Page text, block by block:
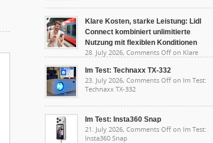
Klare Kosten, starke Leistung: Lidl
Connect kombiniert unlimitierte
Nutzung mit flexiblen Konditionen
28. July 2026, Comments Off on Klare
unlimitierte Nutzung mit flexiblen Konditionen
Im Test: Technaxx TX-332
23. July 2026, Comments Off on Im Test:
Technaxx TX-332
Im Test: Insta360 Snap
21. July 2026, Comments Off on Im Test:
Insta360 Snap